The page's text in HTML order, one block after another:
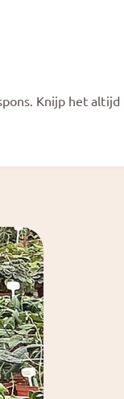
Knijp het altijd